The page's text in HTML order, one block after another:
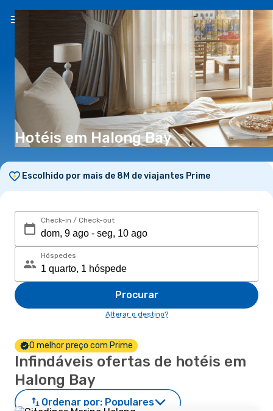
PT(€)
Hotéis em Halong Bay
Escolhido por mais de 8M de viajantes Prime
Check-in / Check-out
Hóspedes
Procurar
Alterar o destino?
O melhor preço com Prime
Infindáveis ofertas de hotéis em
Halong Bay
Ordenar por: Populares